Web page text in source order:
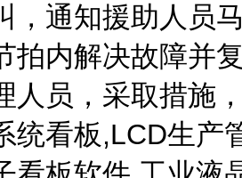
，通知援助人员
拍内解决故障并
人员，采取措施
统看板,LCD生产